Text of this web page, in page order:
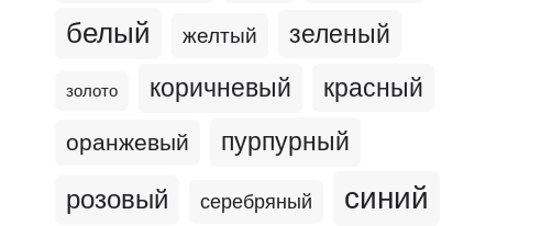
белый желтый зеленый
золото коричневый красный
оранжевый пурпурный
розовый серебряный синий